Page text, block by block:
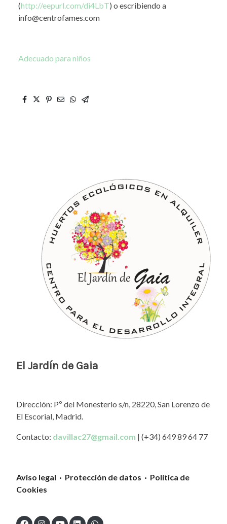
(http://eepurl.com/di4LbT) o escribiendo a
info@centrofames.com
Adecuado para niños
El Jardín de Gaia
Dirección: Pº del Monesterio s/n, 28220, San Lorenzo de
El Escorial, Madrid.
Contacto: davillac27@gmail.com | (+34) 649 89 64 77
Aviso legal · Protección de datos · Política de
Cookies